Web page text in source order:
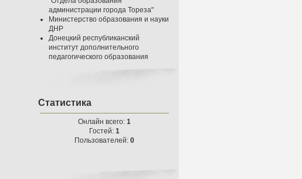
администрации города Тореза"
Министерство образования и науки
ДНР
Донецкий республиканский
институт дополнительного
педагогического образования
Статистика
Онлайн всего: 1
Гостей: 1
Пользователей: 0